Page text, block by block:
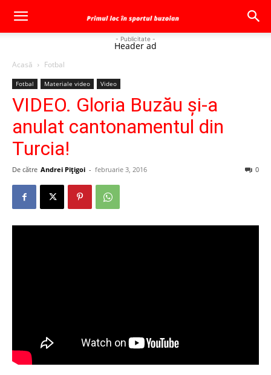
- Publicitate -
Header ad
Acasă Fotbal
Fotbal Materiale video Video
VIDEO. Gloria Buzău şi-a
anulat cantonamentul din
Turcia!
De către Andrei Pițigoi - februarie 3, 2016 0